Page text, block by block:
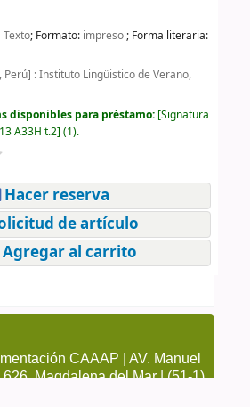
Texto; Formato: impreso; Forma literaria:
Perú] : Instituto Lingüistico de Verano,
disponibles para préstamo: Signatura
A33H t.2 (1).
Hacer reserva
de artículo
al carrito
CAAAP | AV. Manuel
Magdalena del Mar | (51-1)